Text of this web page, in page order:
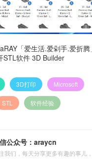
aRAY「爱生活.爱剁手.爱折腾
STL软件 3D Builder
3D打印 Microsoft
STL 软件经验
公众号：araycn
我们，每天分享更多有趣的事儿